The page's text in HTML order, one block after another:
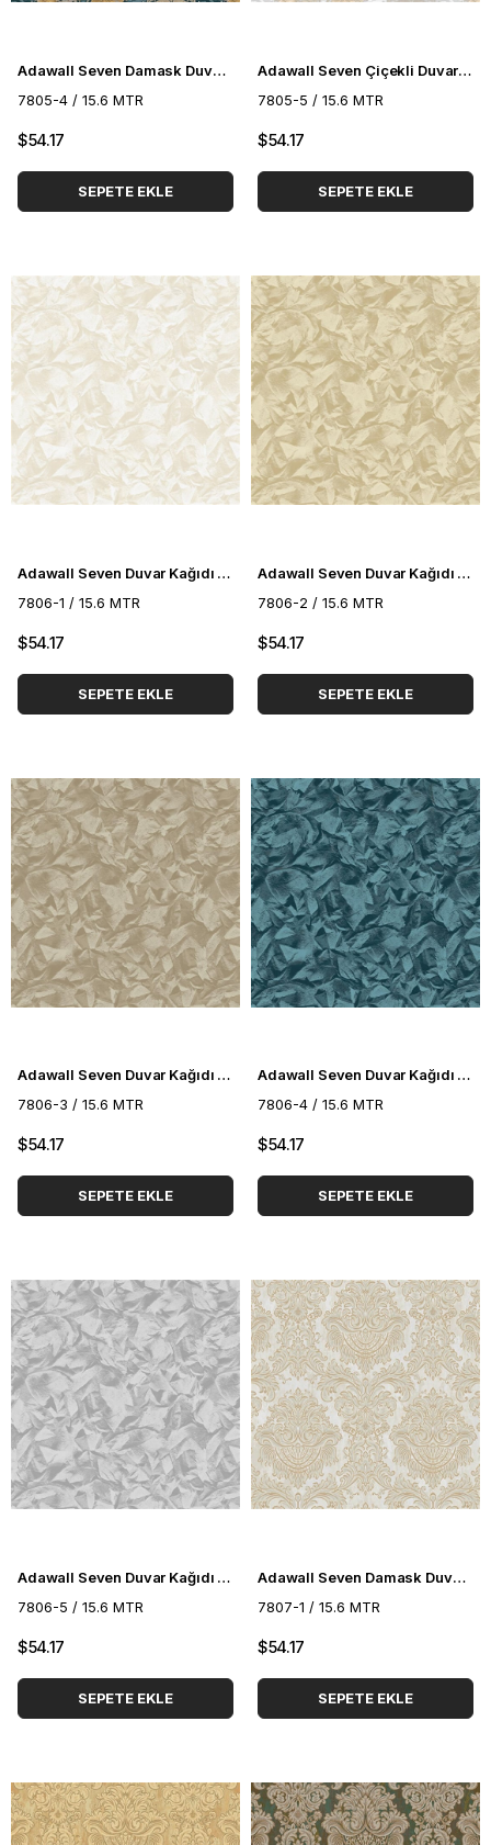
Adawall Seven Damask Duvar Kağıdı 7805-4
7805-4 / 15.6 MTR
$54.17
SEPETE EKLE
Adawall Seven Çiçekli Duvar Kağıdı 7805-5
7805-5 / 15.6 MTR
$54.17
SEPETE EKLE
Adawall Seven Duvar Kağıdı 7806-1
7806-1 / 15.6 MTR
$54.17
SEPETE EKLE
Adawall Seven Duvar Kağıdı 7806-2
7806-2 / 15.6 MTR
$54.17
SEPETE EKLE
Adawall Seven Duvar Kağıdı 7806-3
7806-3 / 15.6 MTR
$54.17
SEPETE EKLE
Adawall Seven Duvar Kağıdı 7806-4
7806-4 / 15.6 MTR
$54.17
SEPETE EKLE
Adawall Seven Duvar Kağıdı 7806-5
7806-5 / 15.6 MTR
$54.17
SEPETE EKLE
Adawall Seven Damask Duvar Kağıdı 7807-1
7807-1 / 15.6 MTR
$54.17
SEPETE EKLE